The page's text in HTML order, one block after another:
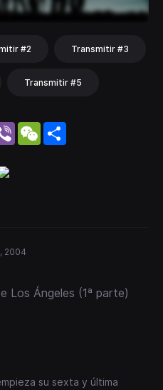
#2 Transmitir #3
Transmitir #5
Viber WeChat
2004
Los Ángeles (1ª parte)
su sexta y última